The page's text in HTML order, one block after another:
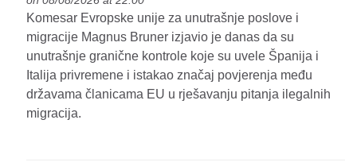
Komesar Evropske unije za unutrašnje poslove i
migracije Magnus Bruner izjavio je danas da su
unutrašnje granične kontrole koje su uvele Španija i
Italija privremene i istakao značaj povjerenja među
državama članicama EU u rješavanju pitanja ilegalnih
migracija.